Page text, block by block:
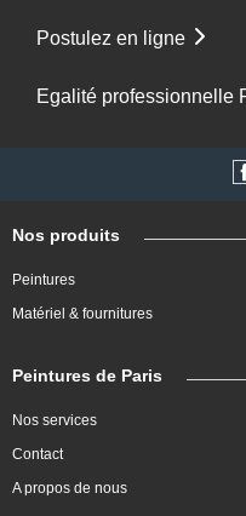
Postulez en ligne
Egalité professionnelle
Nos produits
Peintures
Matériel & fournitures
Peintures de Paris
Nos services
Contact
A propos de nous